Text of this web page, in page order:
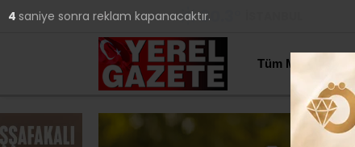
YAZARLAR 30.3
Tüm Manşetler
3 saniye sonra reklam kapanacaktır.